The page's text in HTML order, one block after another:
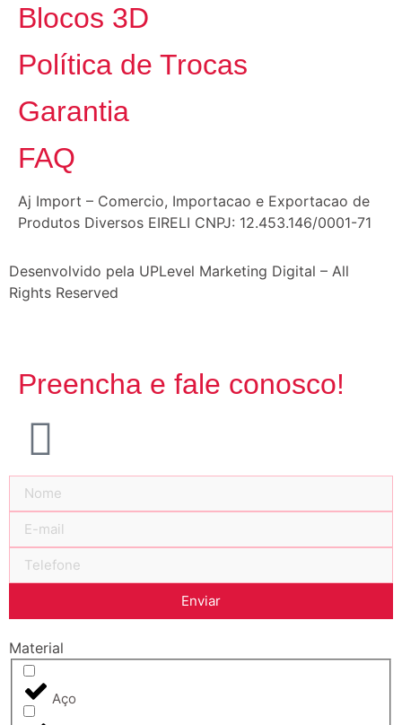
Blocos 3D
Política de Trocas
Garantia
FAQ
Aj Import – Comercio, Importacao e Exportacao de
Produtos Diversos EIRELI CNPJ: 12.453.146/0001-71
Desenvolvido pela UPLevel Marketing Digital – All
Rights Reserved
Preencha e fale conosco!
Enviar
Material
Aço